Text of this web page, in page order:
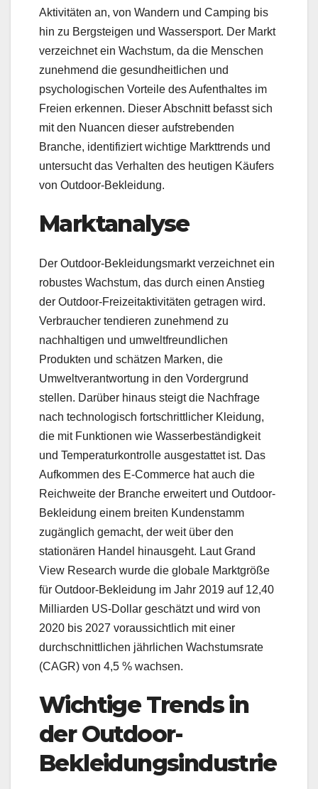
Aktivitäten an, von Wandern und Camping bis
hin zu Bergsteigen und Wassersport. Der Markt
verzeichnet ein Wachstum, da die Menschen
zunehmend die gesundheitlichen und
psychologischen Vorteile des Aufenthaltes im
Freien erkennen. Dieser Abschnitt befasst sich
mit den Nuancen dieser aufstrebenden
Branche, identifiziert wichtige Markttrends und
untersucht das Verhalten des heutigen Käufers
von Outdoor-Bekleidung.
Marktanalyse
Der Outdoor-Bekleidungsmarkt verzeichnet ein
robustes Wachstum, das durch einen Anstieg
der Outdoor-Freizeitaktivitäten getragen wird.
Verbraucher tendieren zunehmend zu
nachhaltigen und umweltfreundlichen
Produkten und schätzen Marken, die
Umweltverantwortung in den Vordergrund
stellen. Darüber hinaus steigt die Nachfrage
nach technologisch fortschrittlicher Kleidung,
die mit Funktionen wie Wasserbeständigkeit
und Temperaturkontrolle ausgestattet ist. Das
Aufkommen des E-Commerce hat auch die
Reichweite der Branche erweitert und Outdoor-
Bekleidung einem breiten Kundenstamm
zugänglich gemacht, der weit über den
stationären Handel hinausgeht. Laut Grand
View Research wurde die globale Marktgröße
für Outdoor-Bekleidung im Jahr 2019 auf 12,40
Milliarden US-Dollar geschätzt und wird von
2020 bis 2027 voraussichtlich mit einer
durchschnittlichen jährlichen Wachstumsrate
(CAGR) von 4,5 % wachsen.
Wichtige Trends in
der Outdoor-
Bekleidungsindustrie